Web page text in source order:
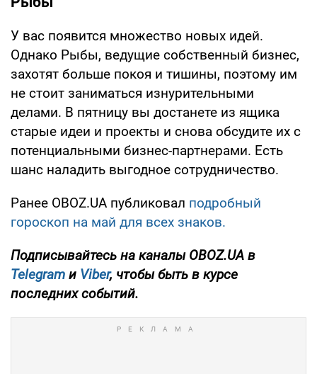
У вас появится множество новых идей.
Однако Рыбы, ведущие собственный бизнес,
захотят больше покоя и тишины, поэтому им
не стоит заниматься изнурительными
делами. В пятницу вы достанете из ящика
старые идеи и проекты и снова обсудите их с
потенциальными бизнес-партнерами. Есть
шанс наладить выгодное сотрудничество.
Ранее OBOZ.UA публиковал подробный
гороскоп на май для всех знаков.
Подписывайтесь на каналы OBOZ.UA в
Telegram и Viber, чтобы быть в курсе
последних событий.